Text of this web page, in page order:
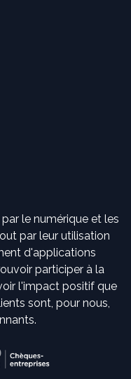
le numérique et les
par leur utilisation
d'applications
participer à la
l'impact positif que
sont, pour nous,